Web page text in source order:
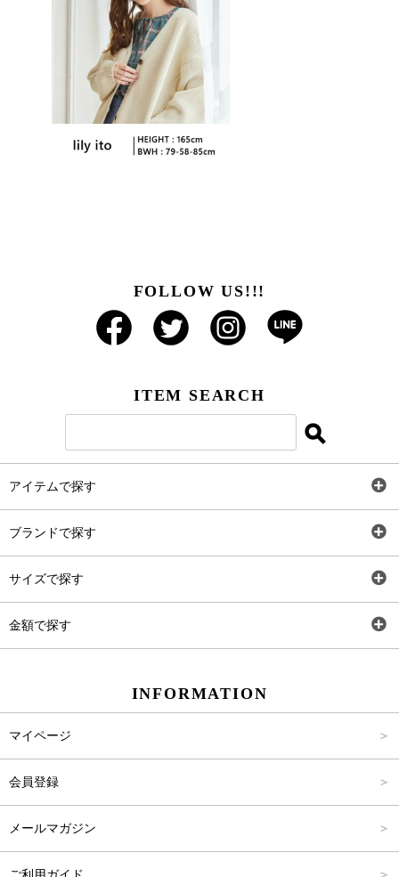
FOLLOW US!!!
ITEM SEARCH
アイテムで探す
ブランドで探す
サイズで探す
金額で探す
INFORMATION
マイページ
会員登録
メールマガジン